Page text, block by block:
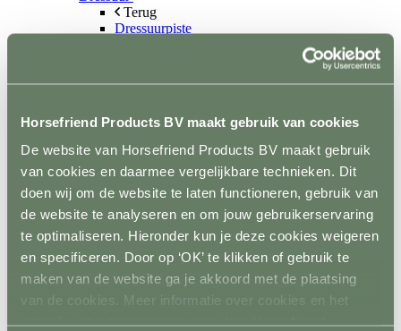
Horsefriend Products BV maakt gebruik van cookies
De website van Horsefriend Products BV maakt gebruik
van cookies en daarmee vergelijkbare technieken. Dit
doen wij om de website te laten functioneren, gebruik van
de website te analyseren en om jouw gebruikerservaring
te optimaliseren. Hieronder kun je deze cookies weigeren
en specificeren. Door op ‘OK’ te klikken of gebruik te
maken van de website ga je akkoord met de plaatsing
van de cookies. Meer informatie over cookies en het
gebruik van persoonsgegevens door Horsefriend
Terug
Dressuurpiste
Spelmateriaal
Terug
Vaste opslag
Mobiele opslag
Vloer- en Wandsystemen
Terug
Stalwand
Stalvloer
Paddock/weiland
Wasplaatsen
Looppaden